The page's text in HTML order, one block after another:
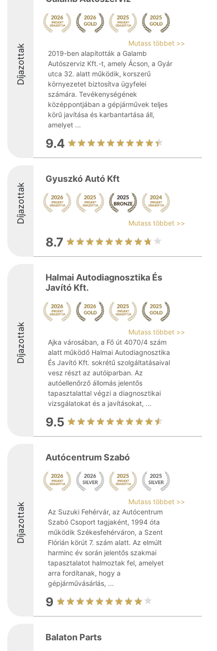
Díjazottak
Mutass többet >>
2019-ben alapították a Galamb
Autószerviz Kft.-t, amely Ácson, a Gyár
utca 32. alatt működik, korszerű
környezetet biztosítva ügyfelei
számára. Tevékenységének
középpontjában a gépjárművek teljes
körű javítása és karbantartása áll,
amelyet ...
9.4
Díjazottak
Gyuszkó Autó Kft
Mutass többet >>
8.7
Díjazottak
Halmai Autodiagnosztika És
Javító Kft.
Mutass többet >>
Ajka városában, a Fő út 4070/4 szám
alatt működő Halmai Autodiagnosztika
És Javító Kft. sokrétű szolgáltatásaival
vesz részt az autóiparban. Az
autóellenőrző állomás jelentős
tapasztalattal végzi a diagnosztikai
vizsgálatokat és a javításokat, ...
9.5
Díjazottak
Autócentrum Szabó
Mutass többet >>
Az Suzuki Fehérvár, az Autócentrum
Szabó Csoport tagjaként, 1994 óta
működik Székesfehérváron, a Szent
Flórián körút 7. szám alatt. Az elmúlt
harminc év során jelentős szakmai
tapasztalatot halmoztak fel, amelyet
arra fordítanak, hogy a
gépjárművásárlás, ...
9
Balaton Parts